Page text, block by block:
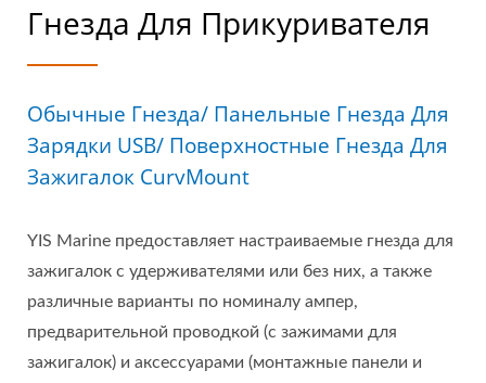
Гнезда Для Прикуривателя
Обычные Гнезда/ Панельные Гнезда Для
Зарядки USB/ Поверхностные Гнезда Для
Зажигалок CurvMount
YIS Marine предоставляет настраиваемые гнезда для
зажигалок с удерживателями или без них, а также
различные варианты по номиналу ампер,
предварительной проводкой (с зажимами для
зажигалок) и аксессуарами (монтажные панели и